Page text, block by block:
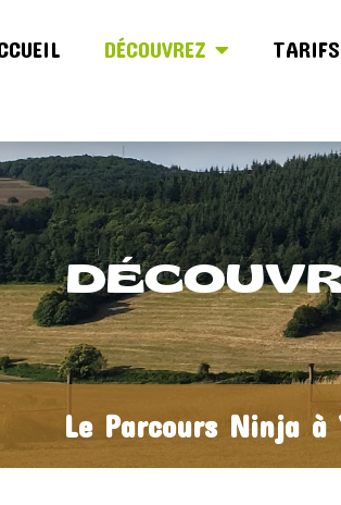
DÉCOUVREZ TARIFS
Le Parcours Ninja à